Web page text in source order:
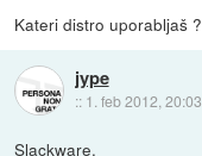
Kateri distro uporabljaš ?
jype
:: 1. feb 2012, 20:03
Slackware.